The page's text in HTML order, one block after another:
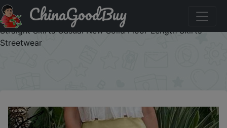
Промокод на скидку :OYMIMI888888 Oymimi Elegant
Yellow Simple Women's Skirt Fashion High Waisted
Straight Skirts Casual New Solid Floor-Length Skirts
Streetwear
ChinaGoodBuy